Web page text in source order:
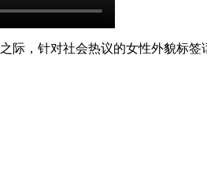
，针对社会热议的女性外貌标